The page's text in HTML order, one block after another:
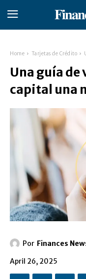
Home Tarjetas de Crédito
Una guía de
capital una
Por Finances
April 26, 2025